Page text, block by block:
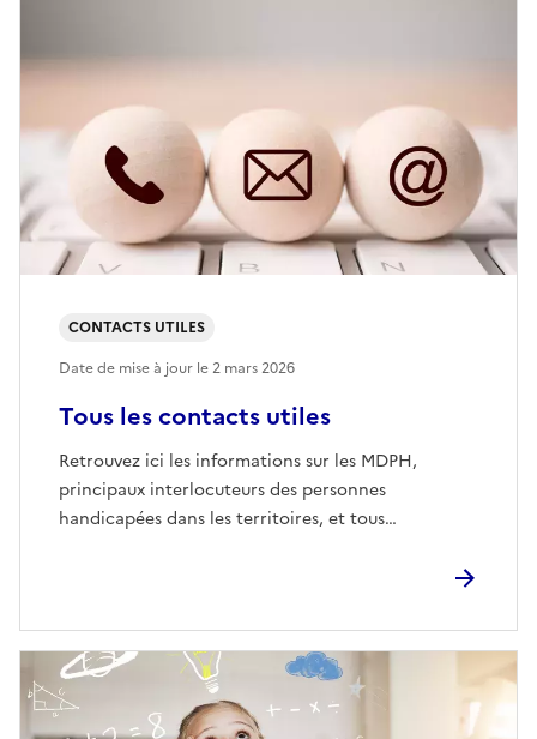
Tous les contacts utiles
Retrouvez ici les informations sur les MDPH,
principaux interlocuteurs des personnes
handicapées dans les territoires, et tous…
CONTACTS UTILES
Date de mise à jour le2 mars 2026